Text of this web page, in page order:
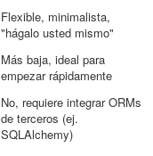
Flexible, minimalista,
"hágalo usted mismo"
Más baja, ideal para
empezar rápidamente
No, requiere integrar ORMs
de terceros (ej.
SQLAlchemy)